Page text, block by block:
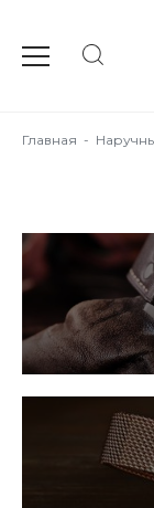
Главная -